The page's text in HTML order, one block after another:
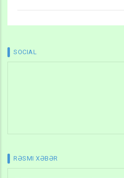
SOCIAL
RƏSMI XƏBƏR